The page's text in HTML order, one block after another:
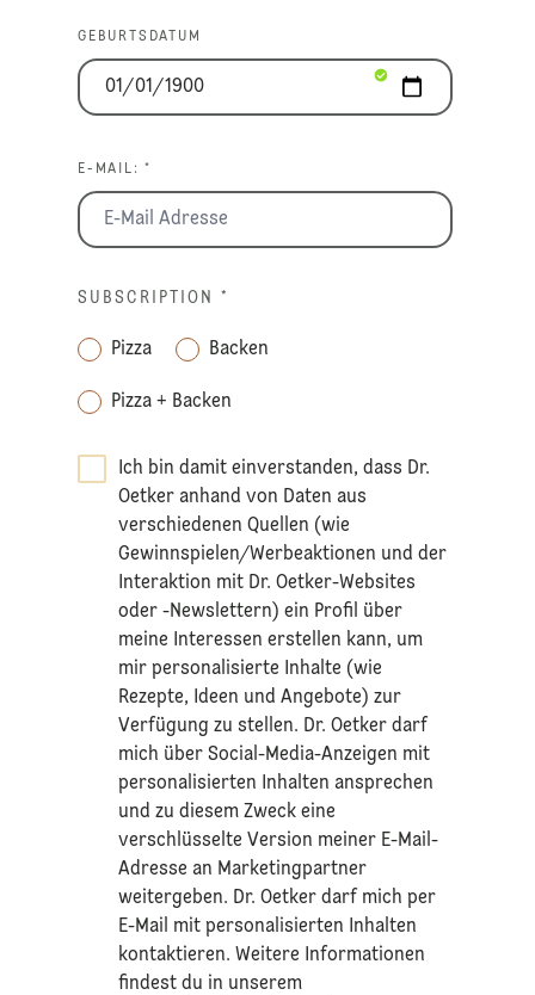
GEBURTSDATUM
E-MAIL: *
SUBSCRIPTION *
Pizza Backen
Pizza + Backen
Ich bin damit einverstanden, dass Dr.
Oetker anhand von Daten aus
verschiedenen Quellen (wie
Gewinnspielen/Werbeaktionen und der
Interaktion mit Dr. Oetker-Websites
oder -Newslettern) ein Profil über
meine Interessen erstellen kann, um
mir personalisierte Inhalte (wie
Rezepte, Ideen und Angebote) zur
Verfügung zu stellen. Dr. Oetker darf
mich über Social-Media-Anzeigen mit
personalisierten Inhalten ansprechen
und zu diesem Zweck eine
verschlüsselte Version meiner E-Mail-
Adresse an Marketingpartner
weitergeben. Dr. Oetker darf mich per
E-Mail mit personalisierten Inhalten
kontaktieren. Weitere Informationen
findest du in unserem